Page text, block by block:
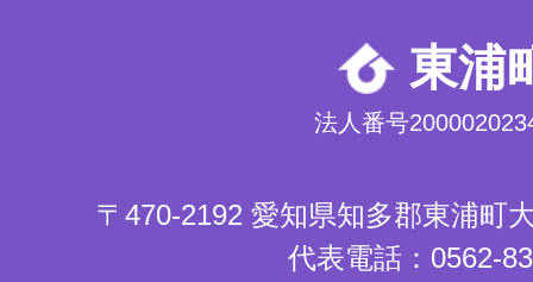
東浦
法人番号
〒470-2192 愛知県知多郡東浦町
代表電話：0562-